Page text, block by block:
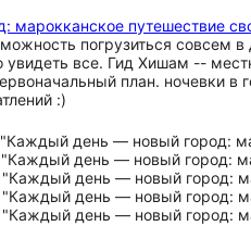
обзорная поездка, которая
учитывая восхождение,
путешествие
погрузиться совсем
увидеть все. Гид Хишам --
план. ночевки
:)